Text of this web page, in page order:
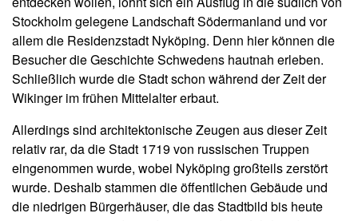
Stockholm gelegene Landschaft Södermanland und vor
allem die Residenzstadt Nyköping. Denn hier können die
Besucher die Geschichte Schwedens hautnah erleben.
Schließlich wurde die Stadt schon während der Zeit der
Wikinger im frühen Mittelalter erbaut.
Allerdings sind architektonische Zeugen aus dieser Zeit
relativ rar, da die Stadt 1719 von russischen Truppen
eingenommen wurde, wobei Nyköping großteils zerstört
wurde. Deshalb stammen die öffentlichen Gebäude und
die niedrigen Bürgerhäuser, die das Stadtbild bis heute